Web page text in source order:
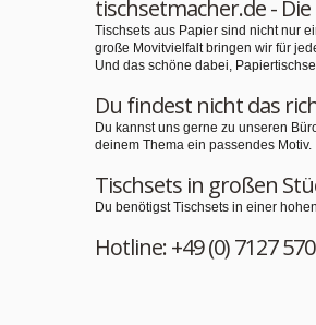
tischsetmacher.de -
Tischsets aus Papier sind nicht nur
große Movitvielfalt bringen wir für
Und das schöne dabei,
Du findest nicht das
Du kannst uns gerne zu unseren
deinem Thema ein passendes Motiv.
Tischsets in großen
Du benötigst Tischsets in einer
Hotline: +49 (0) 7127